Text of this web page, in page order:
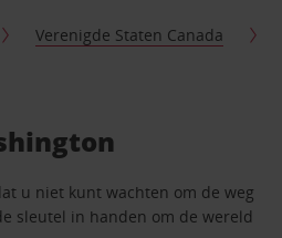
Verenigde Staten Canada
u niet kunt wachten om de weg
sleutel in handen om de wereld